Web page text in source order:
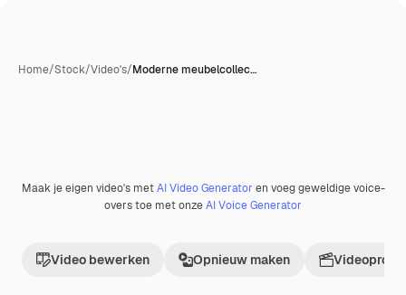
Home/Stock/Video's/Moderne meubelcollec…
Maak je eigen video's metAI Video Generator en voeg geweldige voice-
overs toe met onzeAI Voice Generator
Video bewerken Opnieuw maken